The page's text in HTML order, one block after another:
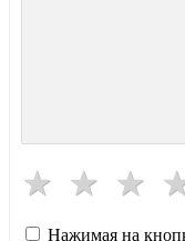
Нажимая на